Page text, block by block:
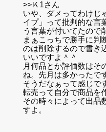
>>Ｋ1さん
いや、ダメってわけじ
イプ」って批判的な言
う言葉が付いてたので
まぁこっちで勝手に判
のは削除するので書き
いいですよ＾＾
月何品とか評価数はそ
ね。先月は多かったで
そうだなぁって感じで
転売って自分で商品を
その時々によって出品
すよ。